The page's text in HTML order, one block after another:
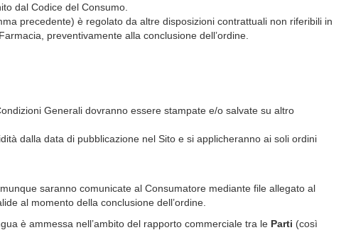
dal Codice del Consumo.
precedente) è regolato da altre disposizioni contrattuali non riferibili in
preventivamente alla conclusione dell’ordine.
Generali dovranno essere stampate e/o salvate su altro
dalla data di pubblicazione nel Sito e si applicheranno ai soli ordini
saranno comunicate al Consumatore mediante file allegato al
al momento della conclusione dell’ordine.
è ammessa nell’ambito del rapporto commerciale tra le Parti (così